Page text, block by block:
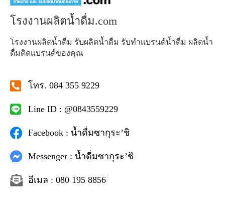
โรงงานผลิตน้ำดื่ม.com
โรงงานผลิตน้ำดื่ม รับผลิตน้ำดื่ม รับทำแบรนด์น้ำดื่ม ผลิตน้ำ
ดื่มติดแบรนด์ของคุณ
โทร. 084 355 9229
Line ID : @0843559229
Facebook : น้ำดื่มซากุระ’ชิ
Messenger : น้ำดื่มซากุระ’ชิ
อีเมล : 080 195 8856